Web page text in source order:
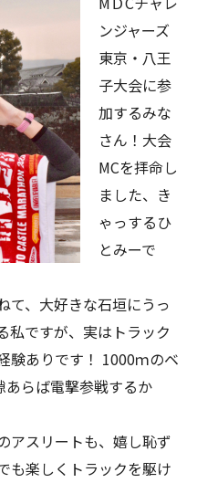
ンジャーズ
東京・八王
子大会に参
加するみな
さん！大会
MCを拝命し
ました、き
ゃっするひ
とみーで
て、大好きな石垣にうっ
私ですが、実はトラック
験ありです！ 1000ｍのベ
らば電撃参戦するか
アスリートも、嬉し恥ず
も楽しくトラックを駆け